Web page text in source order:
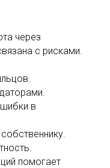
через
с рисками.
в
помогает